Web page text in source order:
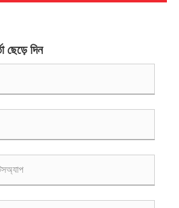
ছেড়ে দিন